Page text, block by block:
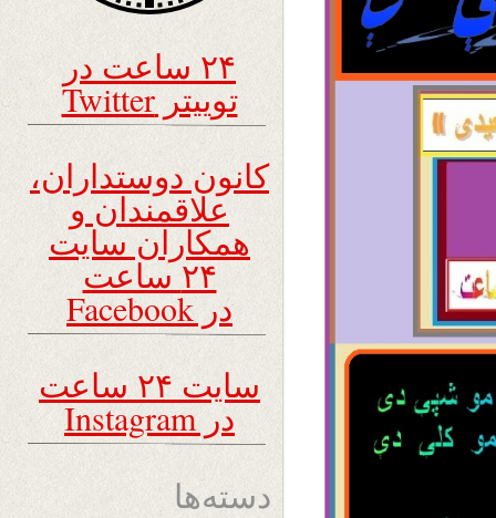
۲۴ ساعت در
توییتر Twitter
کانون دوستداران،
علاقمندان و
همکاران سایت
۲۴ ساعت
در Facebook
سایت ۲۴ ساعت
در Instagram
دسته‌ها